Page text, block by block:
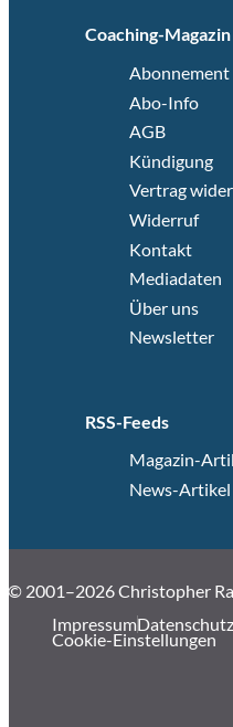
Coaching-Magazin
Abonnement
Abo-Info
AGB
Kündigung
Vertrag
Widerruf
Kontakt
Mediadaten
Über uns
Newsletter
RSS-Feeds
Magazin-
News-Artikel
© 2001–2026 Christopher
ImpressumDatenschutz
Cookie-Einstellungen